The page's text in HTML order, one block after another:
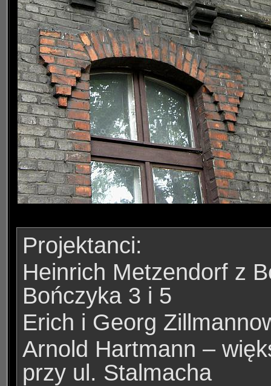
Projektanci:
Heinrich Metzendorf z
Bończyka 3 i 5
Erich i Georg
Arnold Hartmann –
przy ul. Stalmacha